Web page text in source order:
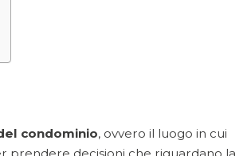
condominio, ovvero il luogo in cui